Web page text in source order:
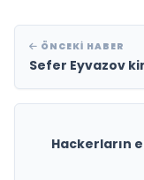
ÖNCEKI HABER
Sefer Eyvazov
Hackerların